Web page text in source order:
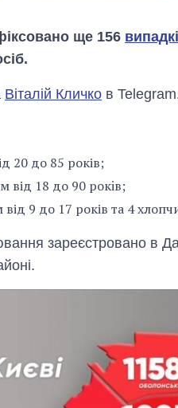
ще 156
Віталій Кличко в
20 до 85 років;
від 18 до 90 рокiв;
9 до 17 років та 4
зареєстровано в